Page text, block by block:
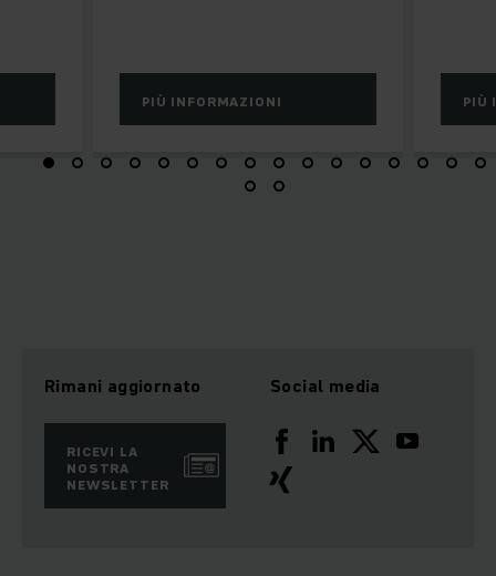
PIÙ INFORMAZIONI PIÙ
Rimani aggiornato
RICEVI LA
NOSTRA
NEWSLETTER
Social media